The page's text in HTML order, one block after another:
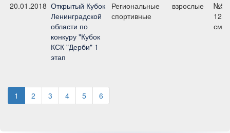
20.01.2018 Открытый Кубок
Ленинградской
области по
конкуру "Кубок
КСК "Дерби" 1
этап
Региональные
спортивные
взрослые
№5,
125
см
1 2 3 4 5 6